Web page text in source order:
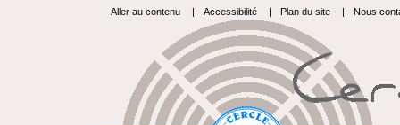
Aller au contenu | Accessibilité | Plan du site | Nous